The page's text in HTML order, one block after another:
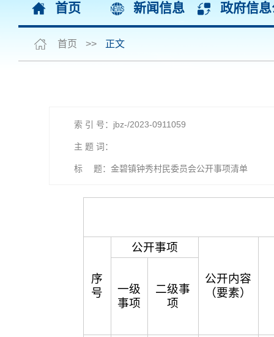
首页 新闻信息 政府信
首页 >> 正文
索 引 号：jbz-/2023-0911059
主 题 词：
标 题：金碧镇钟秀村民委员会公开事项清单
序
号
公开事项
公开内容
（要素）
一级
事项
二级事
项